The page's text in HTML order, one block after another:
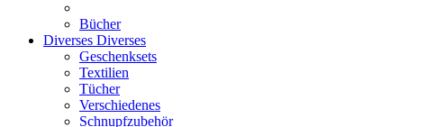
Bücher
Diverses Diverses
Geschenksets
Textilien
Tücher
Verschiedenes
Schnupfzubehör